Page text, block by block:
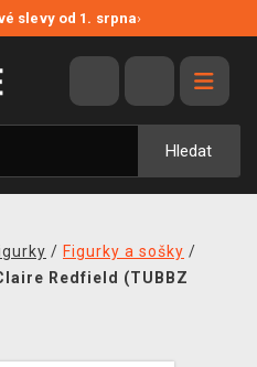
slevy od 1. srpna›
Hledat
/ Figurky a sošky /
Redfield (TUBBZ